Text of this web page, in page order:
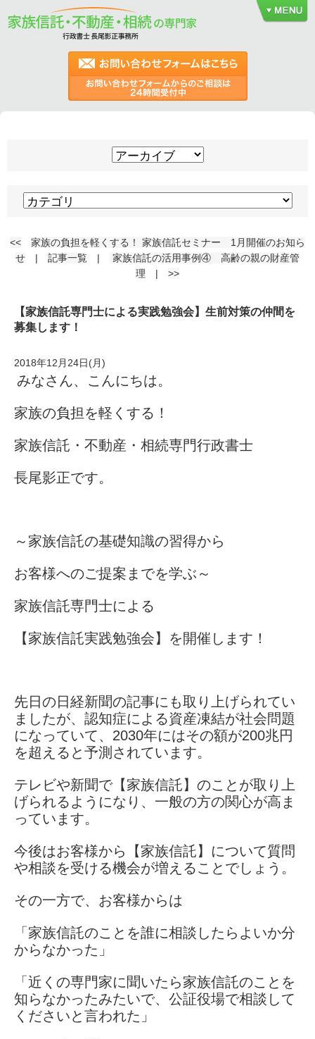
<<
家族の負担を軽くする！ 家族信託セミナー 1月開催のお知ら
せ | 記事一覧 |
家族信託の活用事例④ 高齢の親の財産管
理 | >>
【家族信託専門士による実践勉強会】生前対策の仲間を
募集します！
2018年12月24日(月)
みなさん、こんにちは。
家族の負担を軽くする！
家族信託・不動産・相続専門行政書士
長尾影正です。
～家族信託の基礎知識の習得から
お客様へのご提案までを学ぶ～
家族信託専門士による
【家族信託実践勉強会】を開催します！
先日の日経新聞の記事にも取り上げられてい
ましたが、認知症による資産凍結が社会問題
になっていて、2030年にはその額が200兆円
を超えると予測されています。
テレビや新聞で【家族信託】のことが取り上
げられるようになり、一般の方の関心が高ま
っています。
今後はお客様から【家族信託】について質問
や相談を受ける機会が増えることでしょう。
その一方で、お客様からは
「家族信託のことを誰に相談したらよいか分
からなかった」
「近くの専門家に聞いたら家族信託のことを
知らなかったみたいで、公証役場で相談して
くださいと言われた」